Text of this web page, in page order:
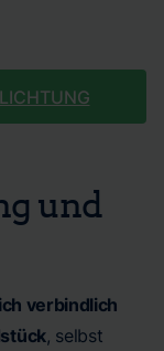
und
verbindlich
, selbst